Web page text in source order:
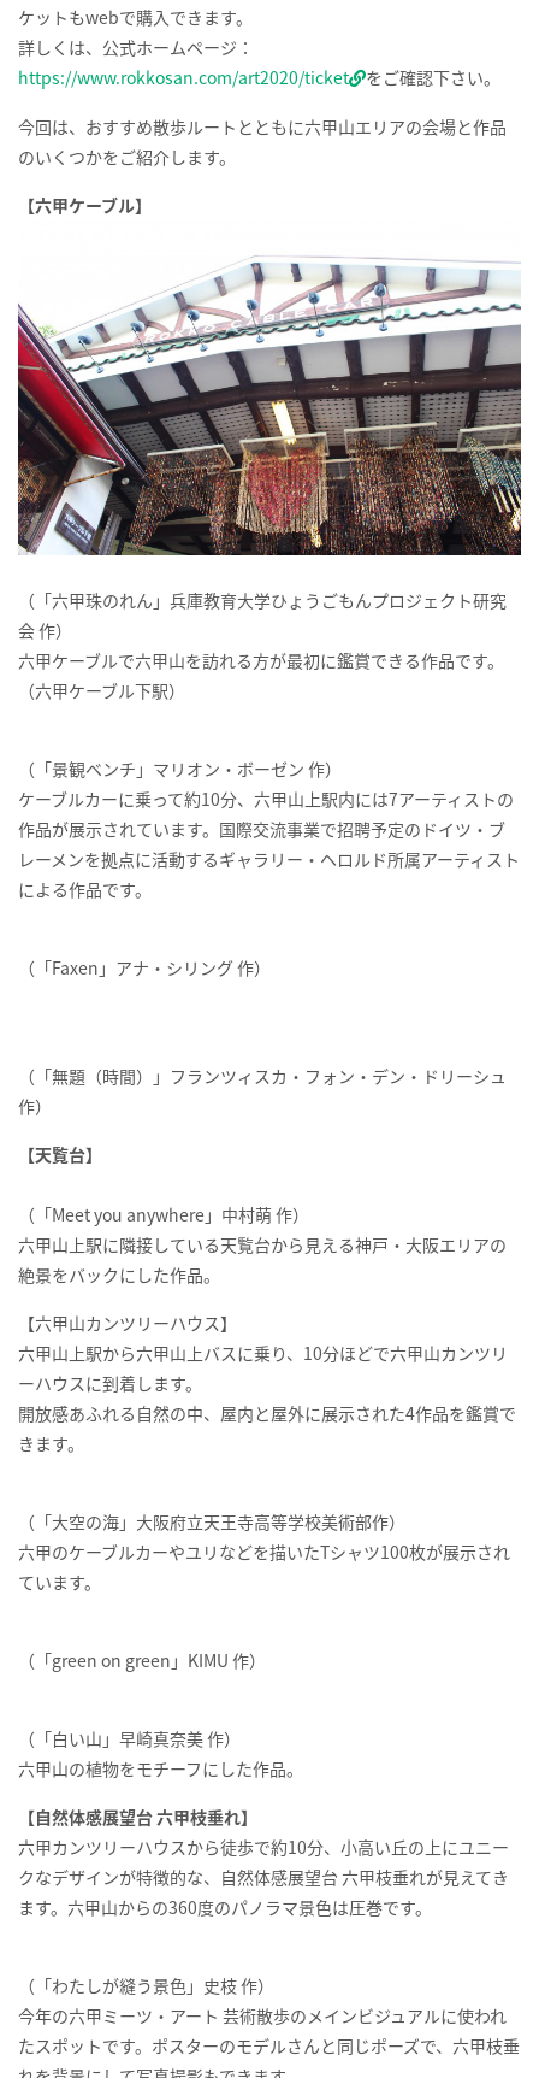
ケットもwebで購入できます。
詳しくは、公式ホームページ：
https://www.rokkosan.com/art2020/ticket
をご確認下さい。
今回は、おすすめ散歩ルートとともに六甲山エリアの会場と作品
のいくつかをご紹介します。
【六甲ケーブル】
（「六甲珠のれん」兵庫教育大学ひょうごもんプロジェクト研究
会 作）
六甲ケーブルで六甲山を訪れる方が最初に鑑賞できる作品です。
（六甲ケーブル下駅）
（「景観ベンチ」マリオン・ボーゼン 作）
ケーブルカーに乗って約10分、六甲山上駅内には7アーティストの
作品が展示されています。国際交流事業で招聘予定のドイツ・ブ
レーメンを拠点に活動するギャラリー・ヘロルド所属アーティスト
による作品です。
（「Faxen 」アナ・シリング 作）
（「無題（時間）」フランツィスカ・フォン・デン・ドリーシュ
作）
【天覧台】
（「Meet you anywhere」中村萌 作）
六甲山上駅に隣接している天覧台から見える神戸・大阪エリアの
絶景をバックにした作品。
【六甲山カンツリーハウス】
六甲山上駅から六甲山上バスに乗り、 10分ほどで六甲山カンツリ
ーハウスに到着します。
開放感あふれる自然の中、屋内と屋外に展示された4作品を鑑賞で
きます。
（「大空の海」大阪府立天王寺高等学校美術部作）
六甲のケーブルカーやユリなどを描いたTシャツ100枚が展示され
ています。
（「green on green 」 KIMU 作）
（「白い山」早崎真奈美 作）
六甲山の植物をモチーフにした作品。
【自然体感展望台 六甲枝垂れ】
六甲カンツリーハウスから徒歩で約10分、小高い丘の上にユニー
クなデザインが特徴的な、自然体感展望台 六甲枝垂れが見えてき
ます。六甲山からの360度のパノラマ景色は圧巻です。
（「わたしが縫う景色」史枝 作）
今年の六甲ミーツ・アート 芸術散歩のメインビジュアルに使われ
たスポットです。ポスターのモデルさんと同じポーズで、六甲枝垂